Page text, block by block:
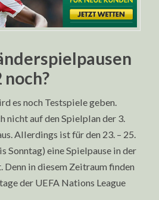
noch?
es noch Testspiele geben.
nicht auf den Spielplan der 3.
Allerdings ist für den 23. – 25.
Sonntag) eine Spielpause in der
in diesem Zeitraum finden
der UEFA Nations League